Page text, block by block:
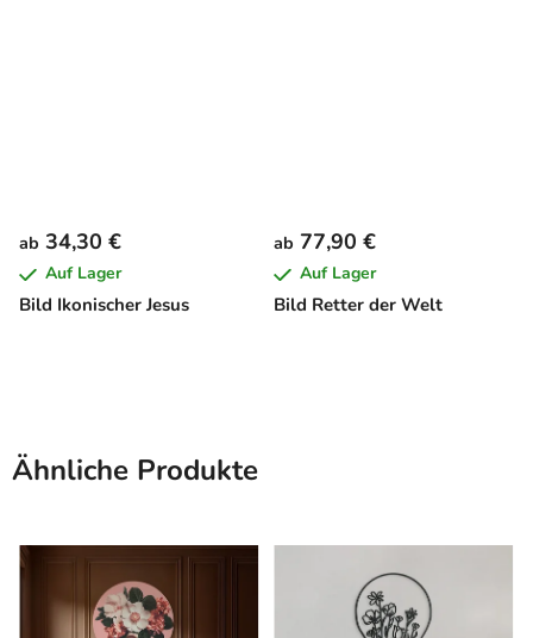
Bild Ikonischer Jesus
ab 34,30 €
Auf Lager
Bild Retter der Welt
ab 77,90 €
Auf Lager
Ähnliche Produkte